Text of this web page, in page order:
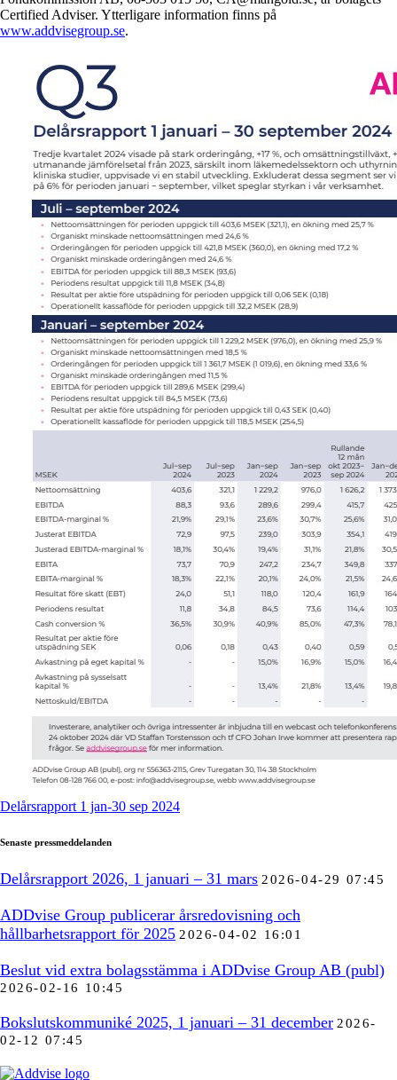
Certified Adviser. Ytterligare information finns på
www.addvisegroup.se.
Delårsrapport 1 jan-30 sep 2024
Senaste pressmeddelanden
Delårsrapport 2026, 1 januari – 31 mars 2026-04-29 07:45
ADDvise Group publicerar årsredovisning och
hållbarhetsrapport för 2025 2026-04-02 16:01
Beslut vid extra bolagsstämma i ADDvise Group AB (publ)
2026-02-16 10:45
Bokslutskommuniké 2025, 1 januari – 31 december 2026-
02-12 07:45